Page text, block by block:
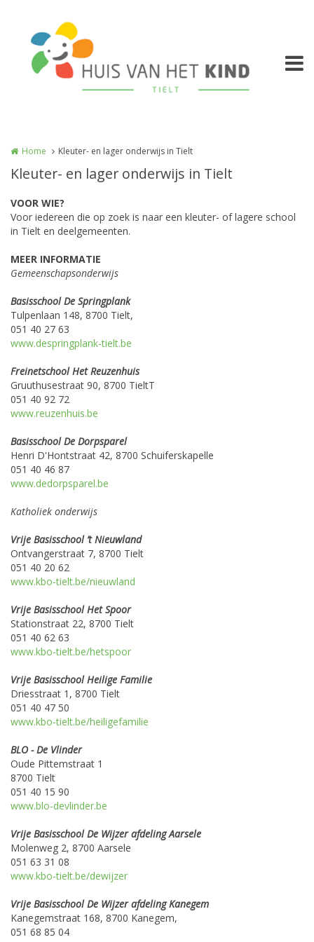
Home Kleuter- en lager onderwijs in Tielt
Kleuter- en lager onderwijs in Tielt
VOOR WIE?
Voor iedereen die op zoek is naar een kleuter- of lagere school
in Tielt en deelgemeenten.
MEER INFORMATIE
Gemeenschapsonderwijs
Basisschool De Springplank
Tulpenlaan 148, 8700 Tielt,
051 40 27 63
www.despringplank-tielt.be
Freinetschool Het Reuzenhuis
Gruuthusestraat 90, 8700 TieltT
051 40 92 72
www.reuzenhuis.be
Basisschool De Dorpsparel
Henri D'Hontstraat 42, 8700 Schuiferskapelle
051 40 46 87
www.dedorpsparel.be
Katholiek onderwijs
Vrije Basisschool ’t Nieuwland
Ontvangerstraat 7, 8700 Tielt
051 40 20 62
www.kbo-tielt.be/nieuwland
Vrije Basisschool Het Spoor
Stationstraat 22, 8700 Tielt
051 40 62 63
www.kbo-tielt.be/hetspoor
Vrije Basisschool Heilige Familie
Driesstraat 1, 8700 Tielt
051 40 47 50
www.kbo-tielt.be/heiligefamilie
BLO - De Vlinder
Oude Pittemstraat 1
8700 Tielt
051 40 15 90
www.blo-devlinder.be
Vrije Basisschool De Wijzer afdeling Aarsele
Molenweg 2, 8700 Aarsele
051 63 31 08
www.kbo-tielt.be/dewijzer
Vrije Basisschool De Wijzer afdeling Kanegem
Kanegemstraat 168, 8700 Kanegem,
051 68 85 04